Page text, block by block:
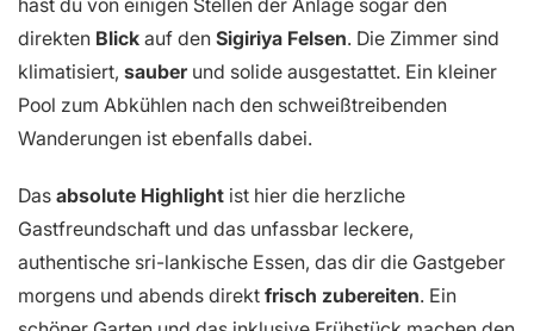
super Wahl für Sigiriya, da es entspannt in der
liegt und du trotzdem genial nah am Geschehen
Wenn du dich morgens auf deiner Terrasse niederlässt,
hast du von einigen Stellen der Anlage sogar den